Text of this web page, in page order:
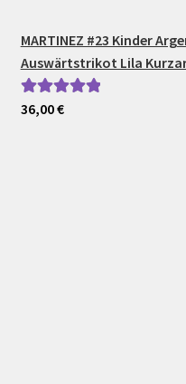
MARTINEZ #23 Kinder
Auswärtstrikot Lila
Bewertet mit
36,00€